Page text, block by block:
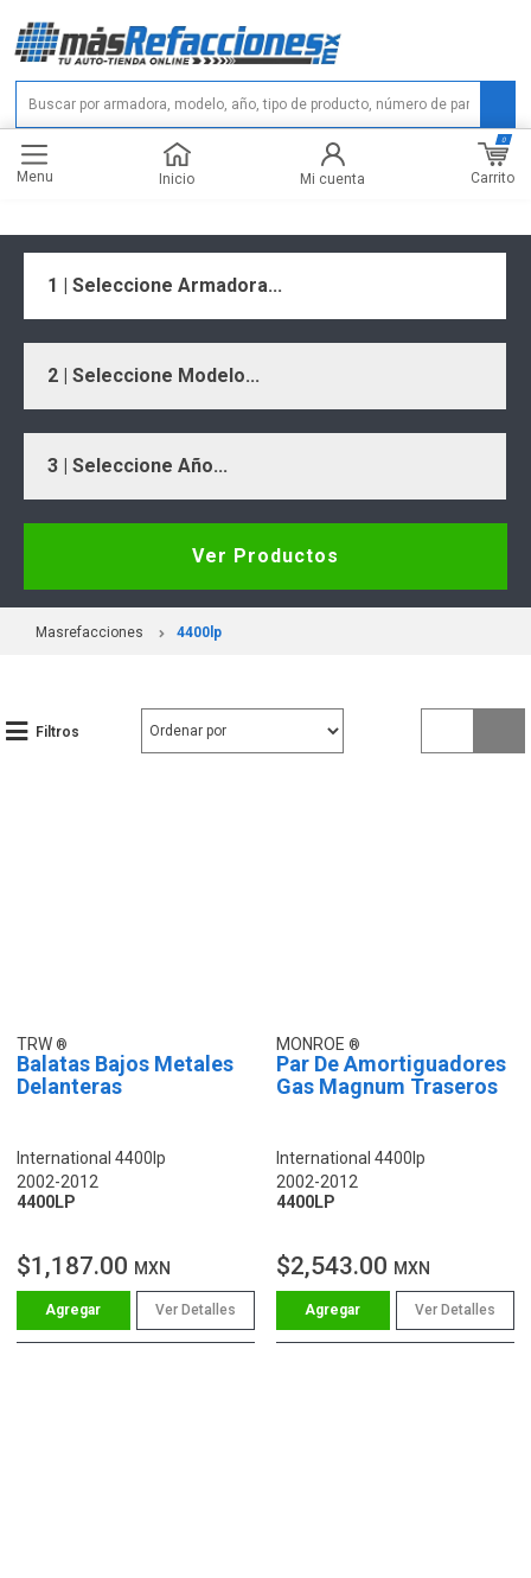
Menu Inicio Mi cuenta Carrito
0
1 | Seleccione Armadora...
2 | Seleccione Modelo...
3 | Seleccione Año...
Ver Productos
Masrefacciones 4400lp
Filtros
TRW
Balatas Bajos Metales
Delanteras
International 4400lp
2002-2012
4400LP
$1,187.00 MXN
Ver Detalles
MONROE
Par De Amortiguadores
Gas Magnum Traseros
International 4400lp
2002-2012
4400LP
$2,543.00 MXN
Ver Detalles